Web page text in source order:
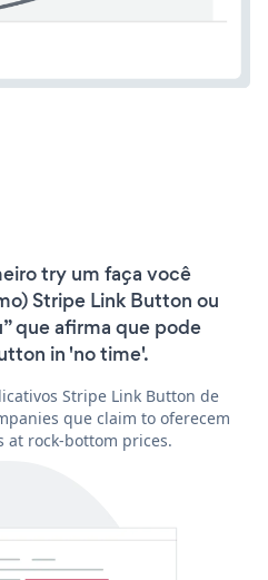
try um faça você
Stripe Link Button ou
que afirma que pode
in 'no time'.
Stripe Link Button de
que claim to oferecem
at rock-bottom prices.